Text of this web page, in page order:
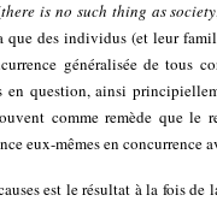
there is no such thing as society
que des individus (et leur
généralisée de tous
question, ainsi
comme remède que le
eux-mêmes en
est le résultat à la fois